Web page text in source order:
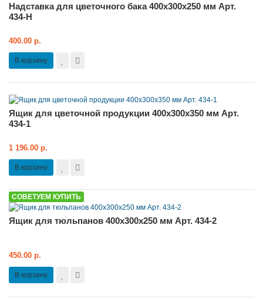
Надставка для цветочного бака 400x300x250 мм Арт.
434-Н
400.00 р.
В корзину
Ящик для цветочной продукции 400x300x350 мм Арт.
434-1
1 196.00 р.
В корзину
СОВЕТУЕМ КУПИТЬ
Ящик для тюльпанов 400x300x250 мм Арт. 434-2
450.00 р.
В корзину